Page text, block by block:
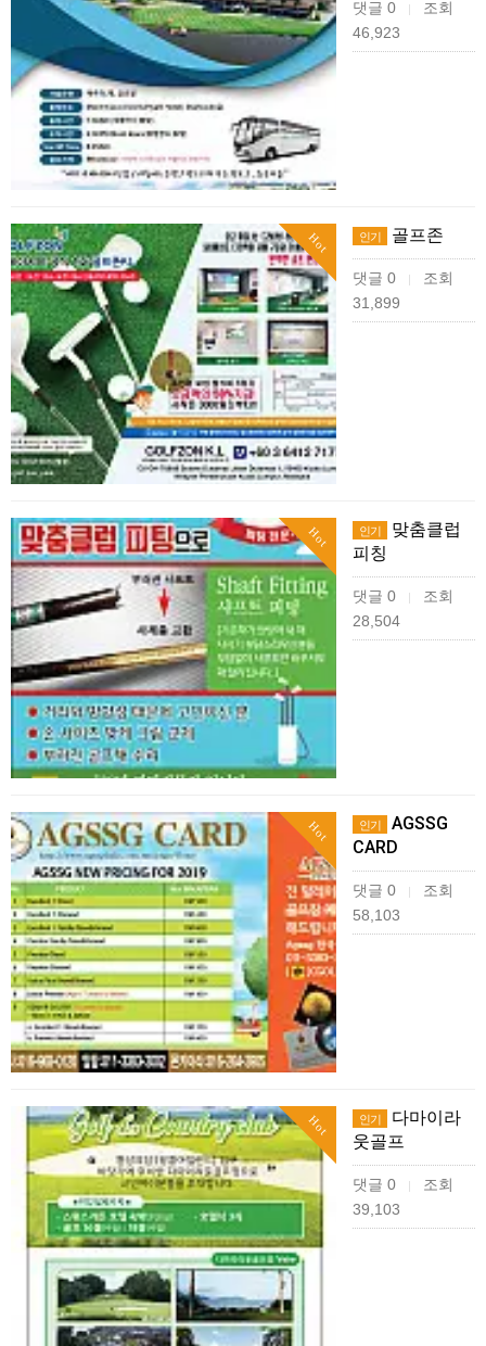
댓글 0 |
조회
46,923
Hot 인기 골프존
댓글 0 |
조회
31,899
Hot 인기
맞춤클럽
피칭
댓글 0 |
조회
28,504
Hot 인기
AGSSG
CARD
댓글 0 |
조회
58,103
Hot 인기
다마이라
웃골프
댓글 0 |
조회
39,103